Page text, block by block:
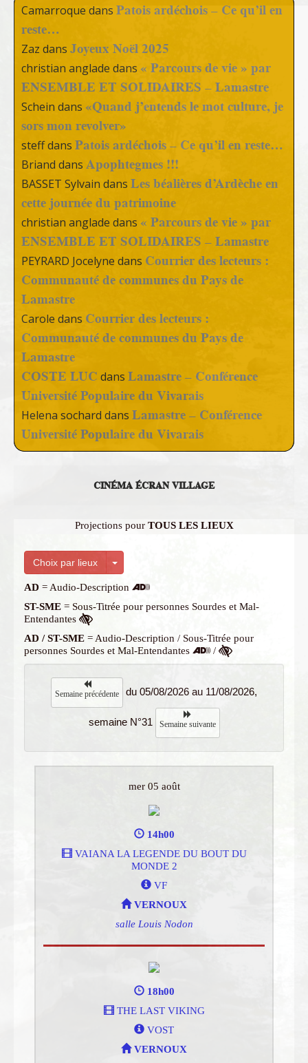
Camarroque dans Patois ardéchois – Ce qu’il en
reste…
Zaz dans Joyeux Noël 2025
christian anglade dans « Parcours de vie » par
ENSEMBLE ET SOLIDAIRES – Lamastre
Schein dans «Quand j’entends le mot culture, je
sors mon revolver»
steffdans Patois ardéchois – Ce qu’il en reste…
Briand dans Apophtegmes !!!
BASSET Sylvain dans Les béalières d’Ardèche en
cette journée du patrimoine
christian anglade dans « Parcours de vie » par
ENSEMBLE ET SOLIDAIRES – Lamastre
PEYRARD Jocelyne dans Courrier des lecteurs :
Communauté de communes du Pays de
Lamastre
Carole dans Courrier des lecteurs :
Communauté de communes du Pays de
Lamastre
COSTE LUC dans Lamastre – Conférence
Université Populaire du Vivarais
Helena sochard dans Lamastre – Conférence
Université Populaire du Vivarais
CINÉMA ÉCRAN VILLAGE